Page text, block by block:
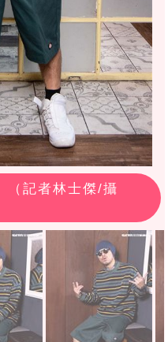
（記者林士傑/攝